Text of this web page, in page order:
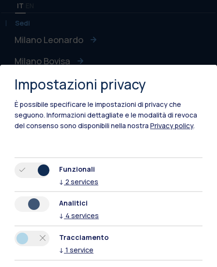
IT
Sedi
Milano Leonardo
Milano Bovisa
Cremona
Lecco
Mantova
Xi'an
Naviga il sito
Contattaci
Impostazioni privacy
È possibile specificare le impostazioni di privacy che
seguono. Informazioni dettagliate e le modalità di revoca
del consenso sono disponibili nella nostra Privacy policy.
Funzionali
↓ 2 services
Analitici
↓ 4 services
Tracciamento
↓ 1 service